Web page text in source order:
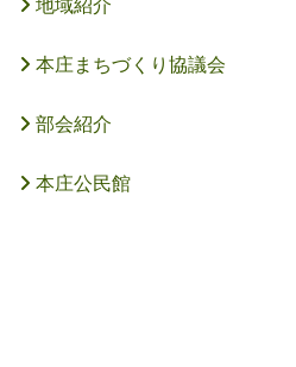
本庄まちづくり協議会
部会紹介
本庄公民館